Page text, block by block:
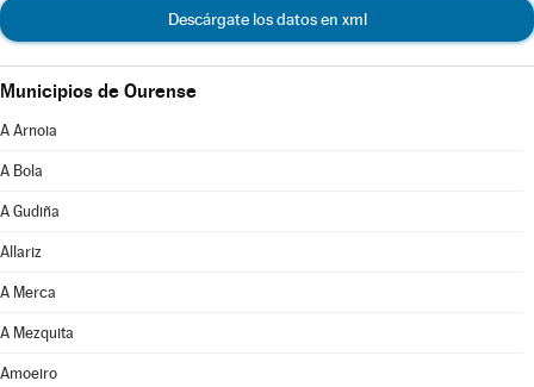
Descárgate los datos en xml
Municipios de Ourense
A Arnoia
A Bola
A Gudiña
Allariz
A Merca
A Mezquita
Amoeiro